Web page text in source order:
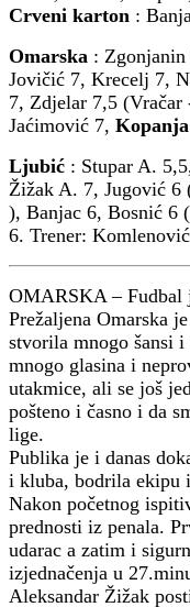
Crveni karton :
Omarska :
Jovičić 7, Krecelj 7,
7, Zdjelar 7,5
Jaćimović 7,
Ljubić : Stupar A.
Žižak A. 7, Jugović 6
), Banjac 6, Bosnić 6
6. Trener:
OMARSKA – Fudbal
Prežaljena Omarska
stvorila mnogo šansi
mnogo glasina i
utakmice, ali se još
pošteno i časno i da
lige.
Publika je i danas
i kluba, bodrila ekipu
Nakon početnog
prednosti iz penala.
udarac a zatim i
izjednačenja u
Aleksandar Žižak